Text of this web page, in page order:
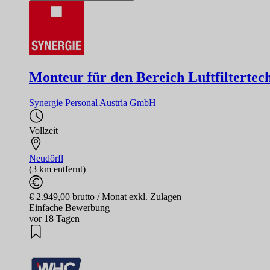
Monteur für den Bereich
Synergie Personal Austria GmbH
Vollzeit
Neudörfl
(3 km entfernt)
€ 2.949,00 brutto / Monat exkl. Zulagen
Einfache Bewerbung
vor 18 Tagen